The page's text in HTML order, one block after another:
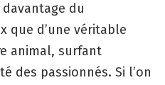
du
que d’une véritable
animal, surfant
des passionnés. Si l’on